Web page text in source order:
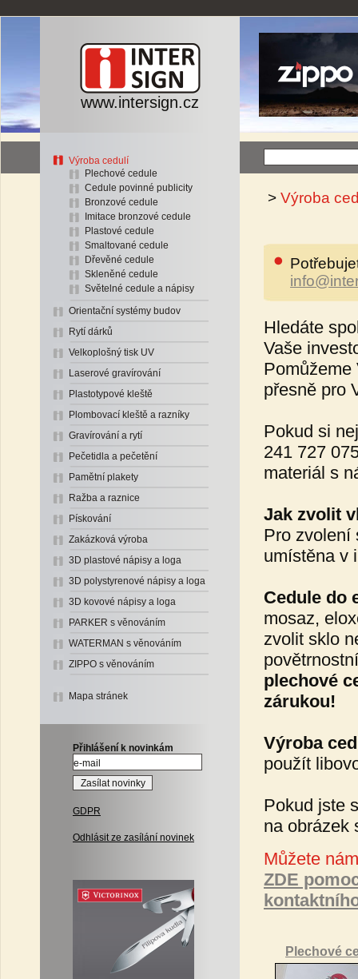
www.intersign.cz
Výroba cedulí
Plechové cedule
Cedule povinné publicity
Bronzové cedule
Imitace bronzové cedule
Plastové cedule
Smaltované cedule
Dřevěné cedule
Skleněné cedule
Světelné cedule a nápisy
Orientační systémy budov
Rytí dárků
Velkoplošný tisk UV
Laserové gravírování
Plastotypové kleště
Plombovací kleště a razníky
Gravírování a rytí
Pečetidla a pečetění
Pamětní plakety
Ražba a raznice
Pískování
Zakázková výroba
3D plastové nápisy a loga
3D polystyrenové nápisy a loga
3D kovové nápisy a loga
PARKER s věnováním
WATERMAN s věnováním
ZIPPO s věnováním
Mapa stránek
Přihlášení k novinkám
GDPR
Odhlásit ze zasílání novinek
> Výroba
Hledáte
Vaše
Pomůžeme
přesně pro
Pokud si
241 727
materiál s
Jak zvolit
Pro zvolení
umístěna v
Cedule do
mosaz,
zvolit sklo
plechové
zárukou!
Výroba
použít
Pokud jste
na obrázek
Můžete
ZDE
Plechové